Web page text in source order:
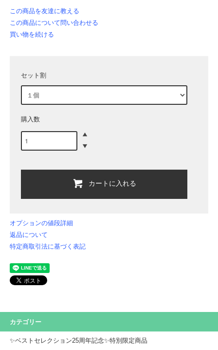
この商品を友達に教える
この商品について問い合わせる
買い物を続ける
セット割
購入数
カートに入れる
オプションの値段詳細
返品について
特定商取引法に基づく表記
カテゴリー
✨ベストセレクション25周年記念✨特別限定商品